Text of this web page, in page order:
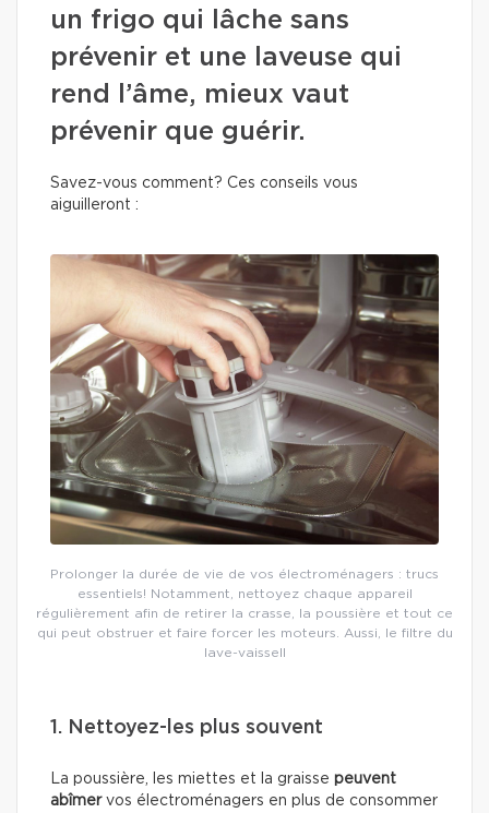
un frigo qui lâche sans
prévenir et une laveuse qui
rend l’âme, mieux vaut
prévenir que guérir.
Savez-vous comment? Ces conseils vous
aiguilleront :
Prolonger la durée de vie de vos électroménagers : trucs
essentiels! Notamment, nettoyez chaque appareil
régulièrement afin de retirer la crasse, la poussière et tout ce
qui peut obstruer et faire forcer les moteurs. Aussi, le filtre du
lave-vaissell
1. Nettoyez-les plus souvent
La poussière, les miettes et la graisse peuvent
abîmervos électroménagers en plus de consommer